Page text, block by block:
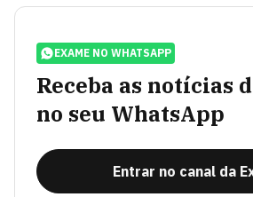
EXAME NO WHATSAPP
Receba as notícias
no seu WhatsApp
Entrar no canal da